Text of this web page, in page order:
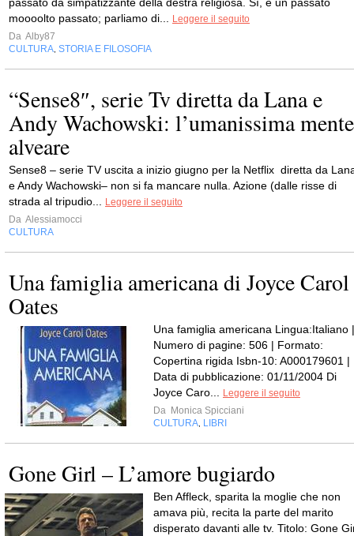
moooolto passato; parliamo di...
Leggere il seguito
Da Alby87
CULTURA STORIA E FILOSOFIA
“Sense8″, serie Tv diretta da Lana e
Andy Wachowski: l’umanissima mente
alveare
Sense8 – serie TV uscita a inizio giugno per la Netflix diretta da
e Andy Wachowski– non si fa mancare nulla. Azione (dalle risse di
strada al tripudio...
Leggere il seguito
Da Alessiamocci
CULTURA
Una famiglia americana di Joyce Carol
Oates
Una famiglia americana Lingua:Italiano |
Numero di pagine: 506 | Formato:
Copertina rigida Isbn-10: A000179601 |
Data di pubblicazione: 01/11/2004 Di
Joyce Caro...
Leggere il seguito
Da Monica Spicciani
CULTURA LIBRI
Gone Girl – L’amore bugiardo
Ben Affleck, sparita la moglie che non
amava più, recita la parte del marito
disperato davanti alle tv. Titolo: Gone